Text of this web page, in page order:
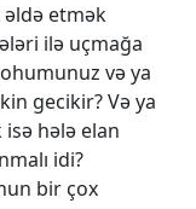
əldə etmək
ilə uçmağa
və ya
gecikir? Və ya
hələ elan
idi?
bir çox